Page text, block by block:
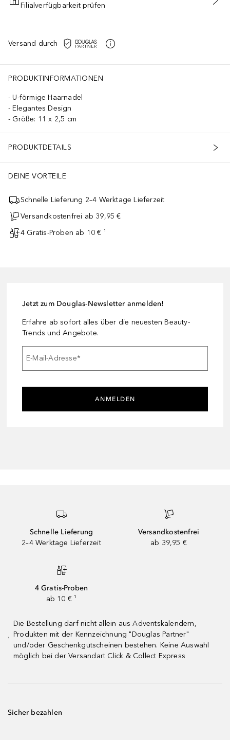
IN DEN WARENKORB
Filialverfügbarkeit prüfen
Versand durch
PRODUKTINFORMATIONEN
U-förmige Haarnadel
Elegantes Design
Größe: 11 x 2,5 cm
PRODUKTDETAILS
DEINE VORTEILE
Schnelle Lieferung 2–4 Werktage Lieferzeit
Versandkostenfrei ab 39,95 €
4 Gratis-Proben ab 10 € ¹
Jetzt zum Douglas-Newsletter anmelden!
Erfahre ab sofort alles über die neuesten Beauty-
Trends und Angebote.
E-Mail-Adresse*
ANMELDEN
Schnelle Lieferung
2–4 Werktage Lieferzeit
Versandkostenfrei
ab 39,95 €
4 Gratis-Proben
ab 10 € ¹
¹
Die Bestellung darf nicht allein aus Adventskalendern,
Produkten mit der Kennzeichnung "Douglas Partner"
und/oder Geschenkgutscheinen bestehen. Keine Auswahl
möglich bei der Versandart Click & Collect Express
Sicher bezahlen